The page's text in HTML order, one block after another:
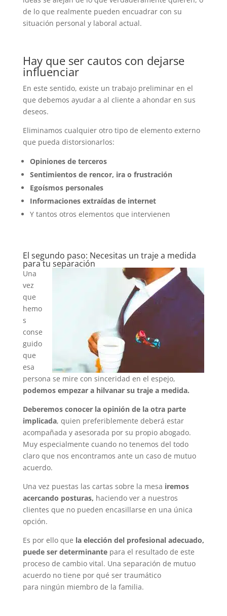
de lo que realmente pueden encuadrar con su
situación personal y laboral actual.
Hay que ser cautos con dejarse
influenciar
En este sentido, existe un trabajo preliminar en el
que debemos ayudar a al cliente a ahondar en sus
deseos.
Eliminamos cualquier otro tipo de elemento externo
que pueda distorsionarlos:
Opiniones de terceros
Sentimientos de rencor, ira o frustración
Egoísmos personales
Informaciones extraídas de internet
Y tantos otros elementos que intervienen
El segundo paso: Necesitas un traje a medida
para tu separación
Una
vez
que
hemo
s
conse
guido
que
esa
persona se mire con sinceridad en el espejo,
podemos empezar a hilvanar su traje a medida.
Deberemos conocer la opinión de la otra parte
implicada, quien preferiblemente deberá estar
acompañada y asesorada por su propio abogado.
Muy especialmente cuando no tenemos del todo
claro que nos encontramos ante un caso de mutuo
acuerdo.
Una vez puestas las cartas sobre la mesa iremos
acercando posturas, haciendo ver a nuestros
clientes que no pueden encasillarse en una única
opción.
Es por ello que la elección del profesional adecuado,
puede ser determinantepara el resultado de este
proceso de cambio vital. Una separación de mutuo
acuerdo no tiene por qué ser traumático
para ningún miembro de la familia.